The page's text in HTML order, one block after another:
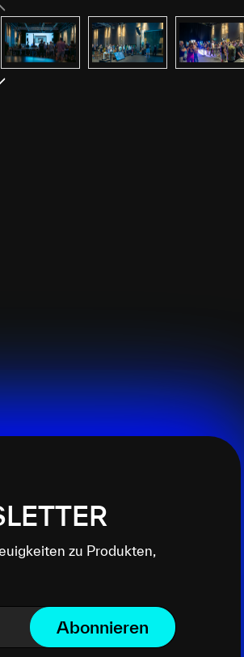
zu Produkten,
Abonnieren